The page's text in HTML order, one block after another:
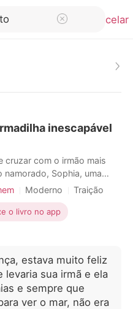
Cancelar
inescapável
cruzar com o irmão mais
namorado, Sophia, uma
num mundo sem
existia uma lei perigosa: se
rejeitasse sua
uma armadilha para
ela namorava
o irmão mais novo do
só
Moderno
Traição
Encantador
Arrogante/Dominador
o livro no app
estava muito feliz
levaria sua irmã e ela
e sempre que
ver o mar, não era